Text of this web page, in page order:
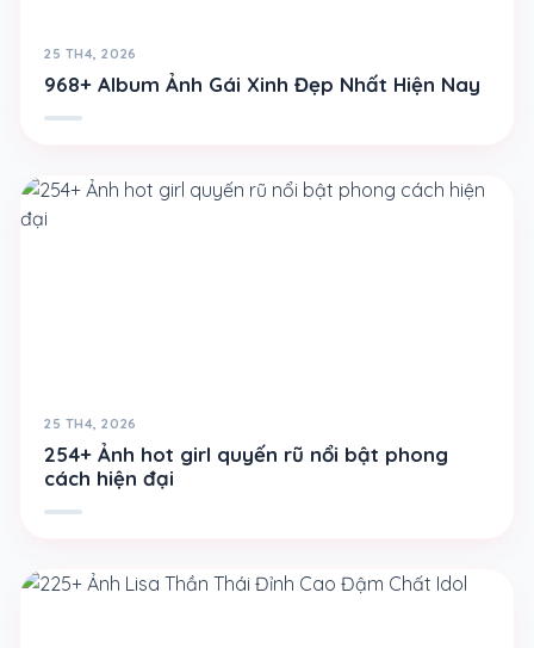
25 TH4, 2026
968+ Album Ảnh Gái Xinh Đẹp Nhất Hiện Nay
25 TH4, 2026
254+ Ảnh hot girl quyến rũ nổi bật phong
cách hiện đại